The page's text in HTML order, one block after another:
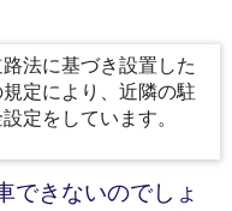
法に基づき設置した
定により、近隣の駐
定をしています。
できないのでしょ